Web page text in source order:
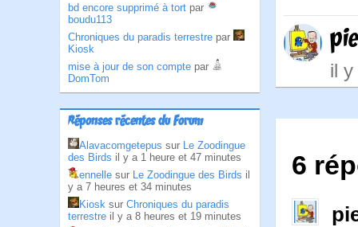
bd encore supprimé à tort par
boudu113
Chroniques du paradis terrestre par
Kiosk
mise à jour de son compte par
DomTom
Réponses récentes du Forum
Alavacomgetepus sur Le Zoodingue
des Birds il y a 1 heure et 47 minutes
ennelle sur Le Zoodingue des Birds il
y a 7 heures et 34 minutes
Kiosk sur Chroniques du paradis
terrestre il y a 8 heures et 19 minutes
il
6